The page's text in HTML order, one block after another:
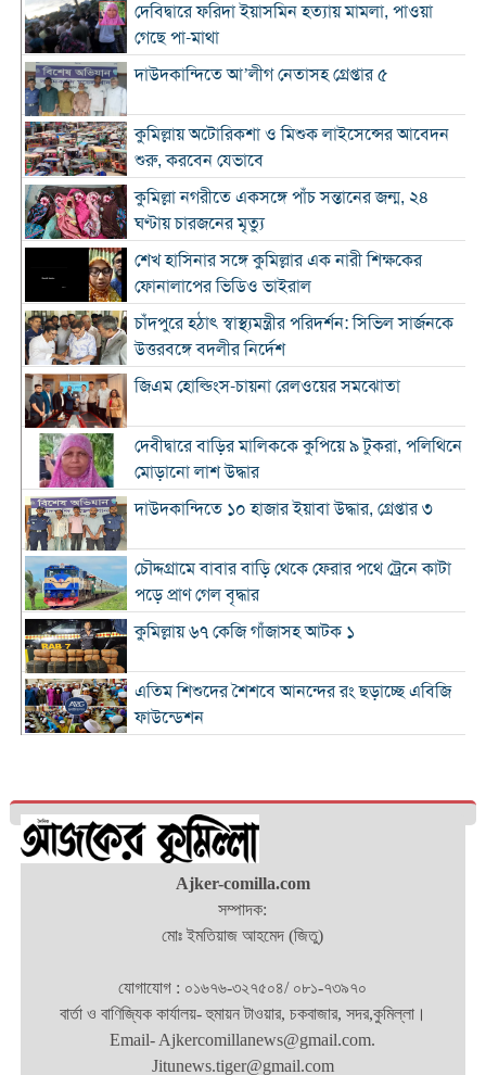
দেবিদ্বারে ফরিদা ইয়াসমিন হত্যায় মামলা, পাওয়া
গেছে পা-মাথা
দাউদকান্দিতে আ’লীগ নেতাসহ গ্রেপ্তার ৫
কুমিল্লায় অটোরিকশা ও মিশুক লাইসেন্সের আবেদন
শুরু, করবেন যেভাবে
কুমিল্লা নগরীতে একসঙ্গে পাঁচ সন্তানের জন্ম, ২৪
ঘণ্টায় চারজনের মৃত্যু
শেখ হাসিনার সঙ্গে কুমিল্লার এক নারী শিক্ষকের
ফোনালাপের ভিডিও ভাইরাল
চাঁদপুরে হঠাৎ স্বাস্থ্যমন্ত্রীর পরিদর্শন: সিভিল সার্জনকে
উত্তরবঙ্গে বদলীর নির্দেশ
জিএম হোল্ডিংস-চায়না রেলওয়ের সমঝোতা
দেবীদ্বারে বাড়ির মালিককে কুপিয়ে ৯ টুকরা, পলিথিনে
মোড়ানো লাশ উদ্ধার
দাউদকান্দিতে ১০ হাজার ইয়াবা উদ্ধার, গ্রেপ্তার ৩
চৌদ্দগ্রামে বাবার বাড়ি থেকে ফেরার পথে ট্রেনে কাটা
পড়ে প্রাণ গেল বৃদ্ধার
কুমিল্লায় ৬৭ কেজি গাঁজাসহ আটক ১
এতিম শিশুদের শৈশবে আনন্দের রং ছড়াচ্ছে এবিজি
ফাউন্ডেশন
ঢাকা-চট্টগ্রাম মহাসড়কের কুমিল্লা অংশে ২০
কিলোমিটার যানজট
তনু হত্যা মামলায় সাবেক সেনাসদস্য হাফিজুর ফের
কুমিল্লা প্রেস ক্লাবের সাবেক ৩ জন সভাপতি স্মরণে
লাকসামে প্রেমের বিয়ের পর পারিবারিক বিরোধ,
যুবকের ঝুলন্ত মরদেহ উদ্ধার
ঢাকা-চট্টগ্রাম মহাসড়কের কুমিল্লা অংশজুড়ে
Ajker-comilla.com
সম্পাদক:
মোঃ ইমতিয়াজ আহমেদ (জিতু)
যোগাযোগ : ০১৬৭৬-৩২৭৫০৪/ ০৮১-৭৩৯৭০
বার্তা ও বাণিজ্যিক কার্যালয়- হুমায়ন টাওয়ার, চকবাজার, সদর,কুমিল্লা।
Email- Ajkercomillanews@gmail.com.
Jitunews.tiger@gmail.com